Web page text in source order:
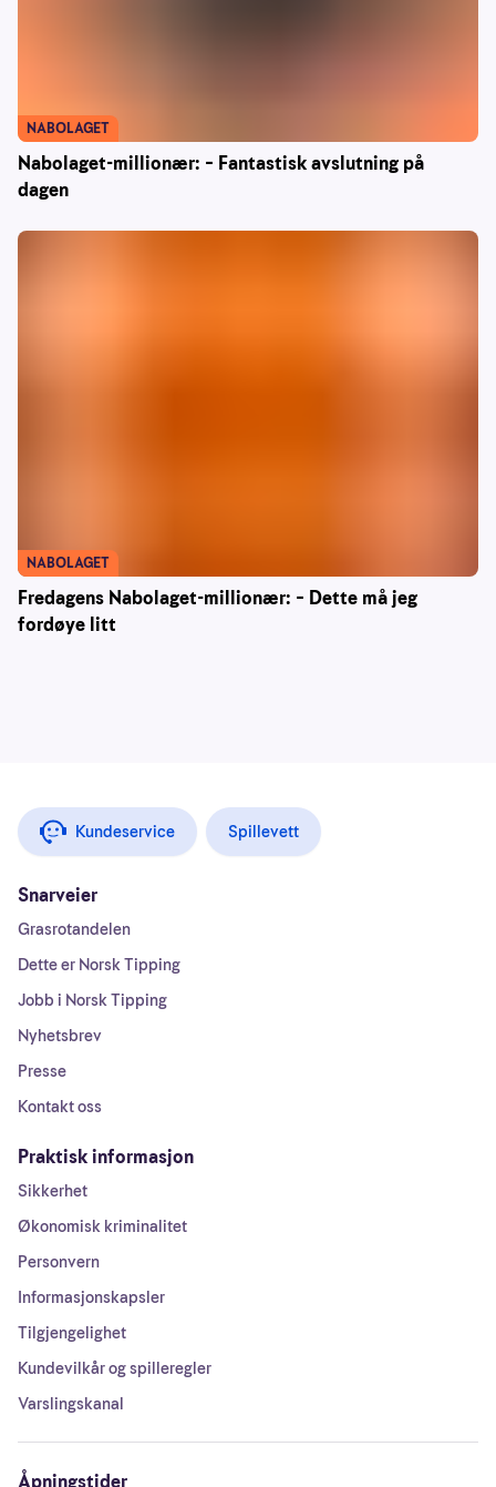
Nabolaget-millionær: – Fantastisk avslutning på
dagen
NABOLAGET
Fredagens Nabolaget-millionær: – Dette må jeg
fordøye litt
NABOLAGET
Kundeservice Spillevett
Snarveier
Grasrotandelen
Dette er Norsk Tipping
Jobb i Norsk Tipping
Nyhetsbrev
Presse
Kontakt oss
Praktisk informasjon
Sikkerhet
Økonomisk kriminalitet
Personvern
Informasjonskapsler
Tilgjengelighet
Kundevilkår og spilleregler
Varslingskanal